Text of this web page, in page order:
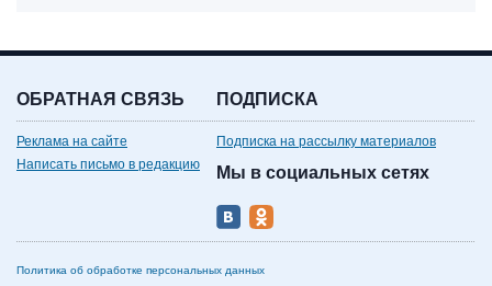
ОБРАТНАЯ СВЯЗЬ
Реклама на сайте
Написать письмо в редакцию
ПОДПИСКА
Подписка на рассылку материалов
Мы в социальных сетях
Политика об обработке персональных данных